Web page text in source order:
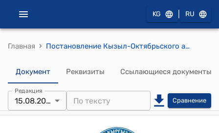
KG RU
Главная › Постановление Кызыл-Октябрьского аильного кенеша от 15 августа 2025 года № I10-45 "О закупке техники в Кызыл-Октябрьском айыл окмоту"
Документ Реквизиты Ссылающиеся документы
Редакция
15.08.2025 Сравнение